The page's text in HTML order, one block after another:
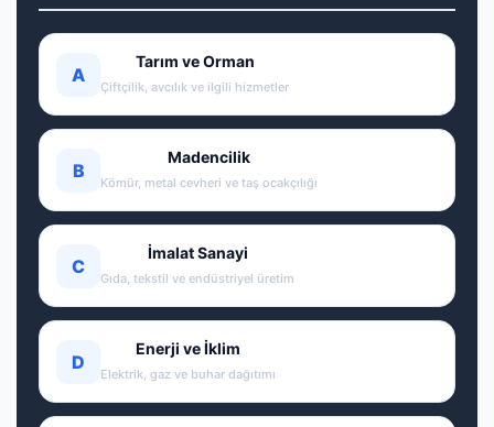
A
Tarım ve Orman
Çiftçilik, avcılık ve ilgili hizmetler
B
Madencilik
Kömür, metal cevheri ve taş ocakçılığı
C
İmalat Sanayi
Gıda, tekstil ve endüstriyel üretim
D
Enerji ve İklim
Elektrik, gaz ve buhar dağıtımı